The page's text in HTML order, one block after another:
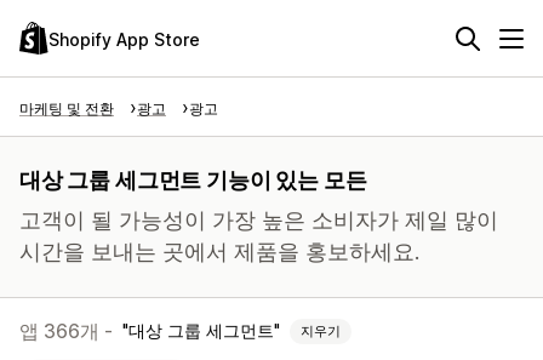
Shopify App Store
마케팅 및 전환 광고 광고
대상 그룹 세그먼트 기능이 있는 모든
고객이 될 가능성이 가장 높은 소비자가 제일 많이
시간을 보내는 곳에서 제품을 홍보하세요.
앱 366개 - 대상 그룹 세그먼트 지우기